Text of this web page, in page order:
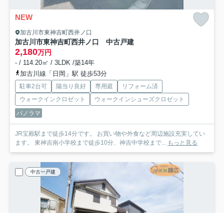
NEW
加古川市東神吉町西井ノ口
加古川市東神吉町西井ノ口 中古戸建
2,180万円
- / 114.20㎡ / 3LDK /築14年
加古川線「日岡」駅 徒歩53分
駐車2台可 陽当り良好 専用庭
リフォーム済
ウォークインクロゼット
ウォークインシューズクロゼット
パノラマ
JR宝殿駅まで徒歩14分です。 お買い物や外食など周辺施設充実してい
ます。 東神吉南小学校まで徒歩10分、神吉中学校まで... もっと見る
中古一戸建